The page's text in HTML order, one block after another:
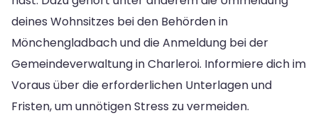
deines Wohnsitzes bei den Behörden in
Mönchengladbach und die Anmeldung bei der
Gemeindeverwaltung in Charleroi. Informiere dich im
Voraus über die erforderlichen Unterlagen und
Fristen, um unnötigen Stress zu vermeiden.